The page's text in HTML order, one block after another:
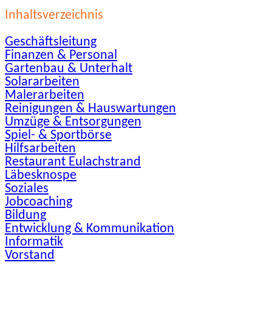
Inhaltsverzeichnis
Geschäftsleitung
Finanzen & Personal
Gartenbau & Unterhalt
Solararbeiten
Malerarbeiten
Reinigungen & Hauswartungen
Umzüge & Entsorgungen
Spiel- & Sportbörse
Hilfsarbeiten
Restaurant Eulachstrand
Läbesknospe
Soziales
Jobcoaching
Bildung
Entwicklung & Kommunikation
Informatik
Vorstand